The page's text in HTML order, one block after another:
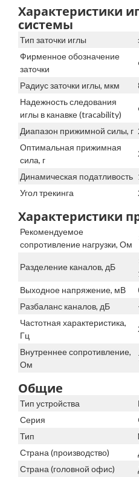
Характеристики
системы
Тип заточки иглы
Фирменное обозначение
заточки
Радиус заточки иглы, мкм
Надежность следования
иглы в канавке (tracability)
Диапазон прижимной силы, г
Оптимальная прижимная
сила, г
Динамическая податливость
Угол трекинга
Характеристики
Рекомендуемое
сопротивление нагрузки, Ом
Разделение каналов, дБ
Выходное напряжение, мВ
Разбаланс каналов, дБ
Частотная характеристика,
Гц
Внутреннее сопротивление,
Ом
Общие
Тип устройства
Серия
Тип
Страна (производство)
Страна (головной офис)